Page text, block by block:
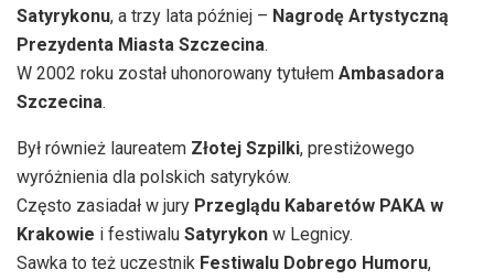
Satyrykonu, a trzy lata później – Nagrodę Artystyczną
Prezydenta Miasta Szczecina.
W 2002 roku został uhonorowany tytułem Ambasadora
Szczecina.
Był również laureatem Złotej Szpilki, prestiżowego
wyróżnienia dla polskich satyryków.
Często zasiadał w jury Przeglądu Kabaretów PAKA w
Krakowie i festiwalu Satyrykon w Legnicy.
Sawka to też uczestnik Festiwalu Dobrego Humoru,